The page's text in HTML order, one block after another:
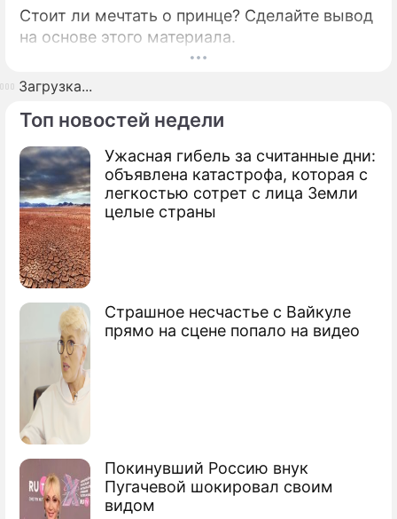
Топ новостей недели
Ужасная гибель за считанные дни:
объявлена катастрофа, которая с
легкостью сотрет с лица Земли
целые страны
Страшное несчастье с Вайкуле
прямо на сцене попало на видео
Покинувший Россию внук
Пугачевой шокировал своим
видом
Стоит ли мечтать о принце? Сделайте вывод
на основе этого материала.
Загрузка...